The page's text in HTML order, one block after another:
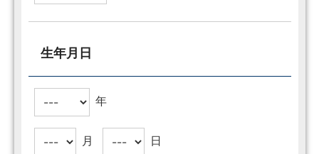
生年月日
年
月 日